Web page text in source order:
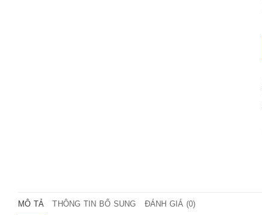
MÔ TẢ THÔNG TIN BỔ SUNG ĐÁNH GIÁ (0)